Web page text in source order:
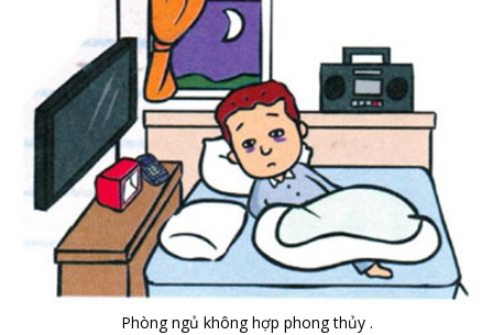
Phòng ngủ không hợp phong thủy .